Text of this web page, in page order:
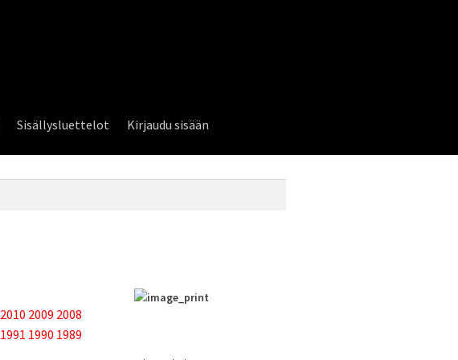
Sisällysluettelot Kirjaudu sisään
2010 2009 2008
1991 1990 1989